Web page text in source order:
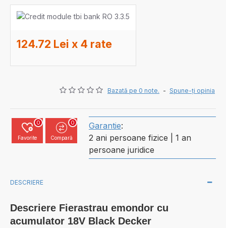
Bazată pe 0 note. - Spune-ţi opinia
124.72 Lei x 4 rate
Favorite
0
Compară
0 Garantie:
2 ani persoane fizice | 1 an
persoane juridice
DESCRIERE
Descriere Fierastrau emondor cu
acumulator 18V Black Decker